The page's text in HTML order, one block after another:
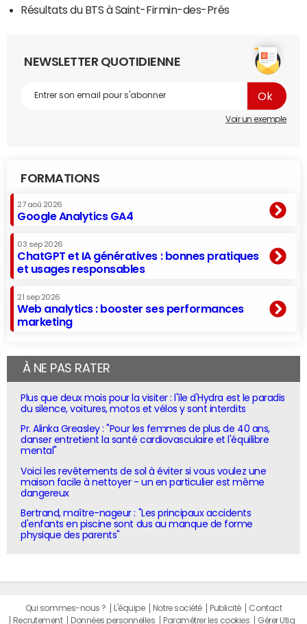
Résultats du BTS à Saint-Firmin-des-Prés
NEWSLETTER QUOTIDIENNE
Voir un exemple
FORMATIONS
27 aoû 2026
Google Analytics GA4
03 sep 2026
ChatGPT et IA génératives : bonnes pratiques
et usages responsables
21 sep 2026
Web analytics : booster ses performances
marketing
À NE PAS RATER
Plus que deux mois pour la visiter : l'île d'Hydra est le paradis
du silence, voitures, motos et vélos y sont interdits
Pr. Alinka Greasley : "Pour les femmes de plus de 40 ans,
danser entretient la santé cardiovasculaire et l'équilibre
mental"
Voici les revêtements de sol à éviter si vous voulez une
maison facile à nettoyer - un en particulier est même
dangereux
Bertrand, maître-nageur : "Les principaux accidents
d'enfants en piscine sont dus au manque de forme
physique des parents"
Qui sommes-nous ? L'équipe Notre société Publicité
Contact
Recrutement
Données personnelles Paramétrer les cookies Gérer Utiq